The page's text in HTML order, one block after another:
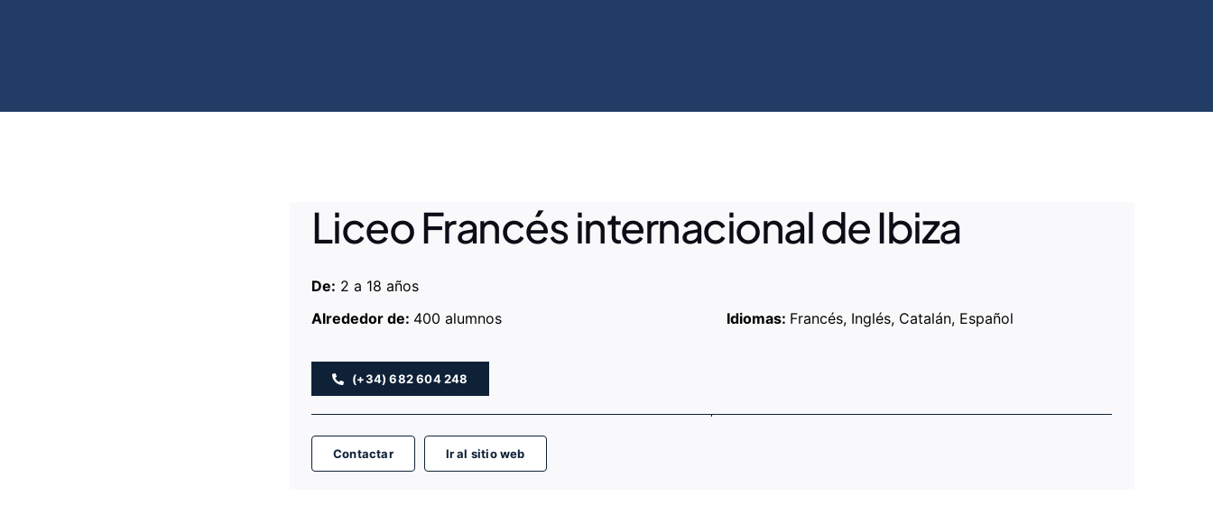
Liceo Francés internacional de Ibiza
De: 2 a 18 años
Alrededor de: 400 alumnos Idiomas: Francés, Inglés, Catalán, Español
(+34) 682 604 248
Contactar Ir al sitio web